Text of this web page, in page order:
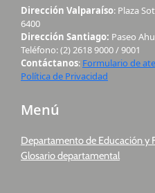
Dirección Valparaíso: Plaza
6400
Dirección Santiago: Paseo
Teléfono: (2) 2618 9000 / 9001
Contáctanos: Formulario de
Política de Privacidad
Menú
Departamento de Educación y
Glosario departamental